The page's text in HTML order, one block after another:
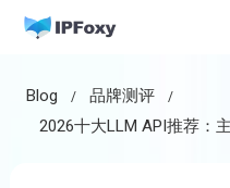
Blog
品牌测评